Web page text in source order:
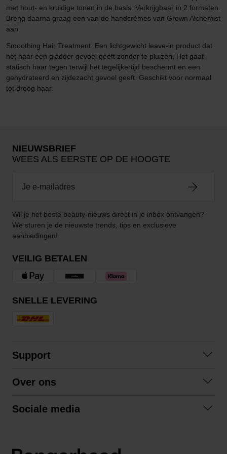
met hout- en kruidige tonen in de basis. Verkrijgbaar in 2 formaten.
Breng daarna graag een van de handcrèmes van Grown Alchemist
aan.
Smoothing Hair Treatment. Een lichtgewicht leave-in product dat
het haar een gladder gevoel geeft zonder te pluizen. Het gaat
statisch haar tegen terwijl het tegelijkertijd beschermt en een
gehydrateerd en zijdezacht gevoel geeft. Geschikt voor normaal
tot droog haar.
NIEUWSBRIEF
WEES ALS EERSTE OP DE HOOGTE
Wil je het beste beauty-nieuws direct in je inbox ontvangen?
We sturen je de nieuwste trends, tips en exclusieve
aanbiedingen!
VEILIG BETALEN
SNELLE LEVERING
Support
Algemene voorwaarden
Over ons
Sociale media